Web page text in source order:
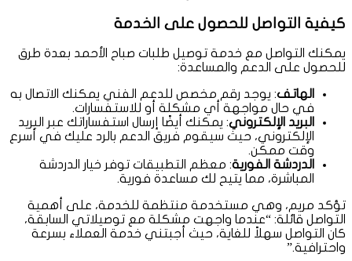
كيفية التواصل للحصول على الخدمة
يمكنك التواصل مع خدمة توصيل طلبات صباح الأحمد بعدة طرق
للحصول على الدعم والمساعدة:
الهاتف: يوجد رقم مخصص للدعم الفني يمكنك الاتصال به
في حال مواجهة أي مشكلة أو للاستفسارات.
البريد الإلكتروني: يمكنك أيضًا إرسال استفساراتك عبر البريد
الإلكتروني، حيث سيقوم فريق الدعم بالرد عليك في أسرع
وقت ممكن.
الدردشة الفورية: معظم التطبيقات توفر خيار الدردشة
المباشرة، مما يتيح لك مساعدة فورية.
تؤكد مريم، وهي مستخدمة منتظمة للخدمة، على أهمية
التواصل قائلة: “عندما واجهت مشكلة مع توصيلاتي السابقة،
كان التواصل سهلاً للغاية، حيث أجبتني خدمة العملاء بسرعة
واحترافية.”